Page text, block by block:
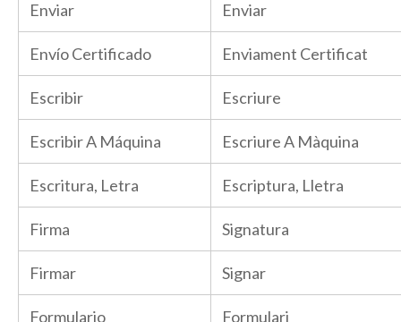
Enviar Enviar
Envío Certificado Enviament Certificat
Escribir Escriure
Escribir A Máquina Escriure A Màquina
Escritura, Letra Escriptura, Lletra
Firma Signatura
Firmar Signar
Formulario Formulari